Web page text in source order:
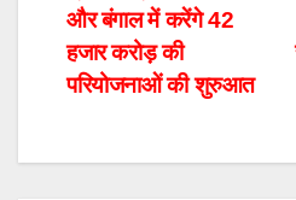
और बंगाल में करेंगे 42
हजार करोड़ की
परियोजनाओं की शुरुआत